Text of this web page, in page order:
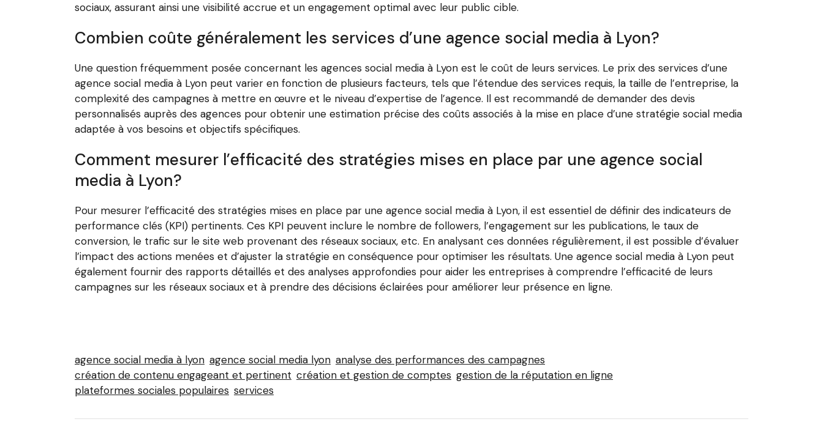
sociaux, assurant ainsi une visibilité accrue et un engagement optimal avec leur public cible.
Combien coûte généralement les services d’une agence social media à Lyon?
Une question fréquemment posée concernant les agences social media à Lyon est le coût de leurs services. Le prix des services d’une
agence social media à Lyon peut varier en fonction de plusieurs facteurs, tels que l’étendue des services requis, la taille de l’entreprise, la
complexité des campagnes à mettre en œuvre et le niveau d’expertise de l’agence. Il est recommandé de demander des devis
personnalisés auprès des agences pour obtenir une estimation précise des coûts associés à la mise en place d’une stratégie social media
adaptée à vos besoins et objectifs spécifiques.
Comment mesurer l’efficacité des stratégies mises en place par une agence social
media à Lyon?
Pour mesurer l’efficacité des stratégies mises en place par une agence social media à Lyon, il est essentiel de définir des indicateurs de
performance clés (KPI) pertinents. Ces KPI peuvent inclure le nombre de followers, l’engagement sur les publications, le taux de
conversion, le trafic sur le site web provenant des réseaux sociaux, etc. En analysant ces données régulièrement, il est possible d’évaluer
l’impact des actions menées et d’ajuster la stratégie en conséquence pour optimiser les résultats. Une agence social media à Lyon peut
également fournir des rapports détaillés et des analyses approfondies pour aider les entreprises à comprendre l’efficacité de leurs
campagnes sur les réseaux sociaux et à prendre des décisions éclairées pour améliorer leur présence en ligne.
agence social media à lyon agence social media lyon analyse des performances des campagnes
création de contenu engageant et pertinent création et gestion de comptes gestion de la réputation en ligne
plateformes sociales populaires services